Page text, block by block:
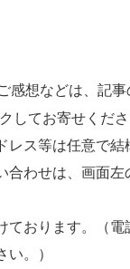
感想などは、記事
してお寄せくださ
ス等は任意で結
合わせは、画面左
おります。（電
い。）